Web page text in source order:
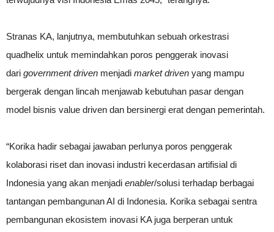
Stranas KA, lanjutnya, membutuhkan sebuah orkestrasi
quadhelix untuk memindahkan poros penggerak inovasi
dari government driven menjadi market driven yang mampu
bergerak dengan lincah menjawab kebutuhan pasar dengan
model bisnis value driven dan bersinergi erat dengan pemerintah.
“Korika hadir sebagai jawaban perlunya poros penggerak
kolaborasi riset dan inovasi industri kecerdasan artifisial di
Indonesia yang akan menjadi enabler/solusi terhadap berbagai
tantangan pembangunan AI di Indonesia. Korika sebagai sentra
pembangunan ekosistem inovasi KA juga berperan untuk